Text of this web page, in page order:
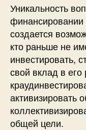
Уникальность
финансировании
создается
кто раньше не
инвестировать,
свой вклад в
активизировать
общей цели.